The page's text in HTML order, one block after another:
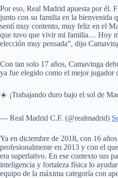
Por eso, Real Madrid apuesta por él.
junto con su familia en la bienvenida
sentí muy contento, muy feliz en el
que tuvo que vivir mi familia… Hoy
elección muy pensada”, dijo
Con tan solo 17 años, Camavinga
ya fue elegido como el mejor jugador
☀️ ¡Trabajando duro bajo el sol de
— Real Madrid C.F. (@realmadrid)
Ya en diciembre de 2018, con 16
profesionalmente en 2013 y con el
era superlativo. En ese contexto sus
inteligencia y fortaleza física lo
equipo de la máxima categoría con